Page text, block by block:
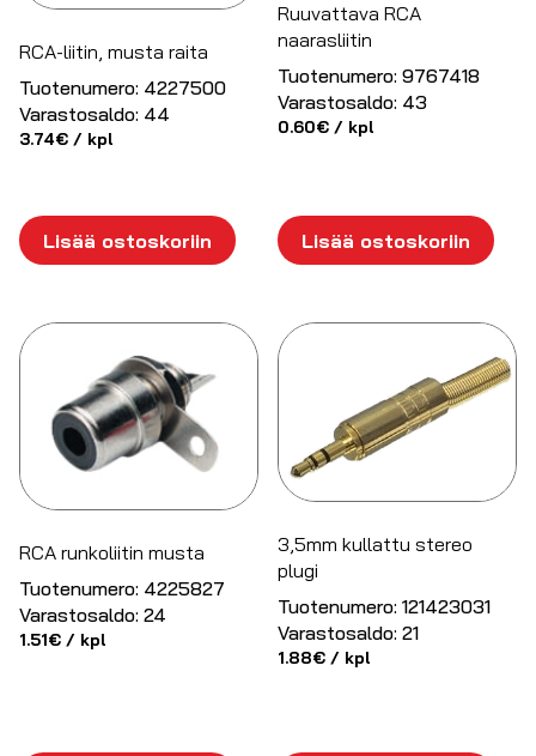
RCA-liitin, musta raita
Tuotenumero: 4227500
Varastosaldo: 44
3.74€ / kpl
Lisää ostoskoriin
Ruuvattava RCA
naarasliitin
Tuotenumero: 9767418
Varastosaldo: 43
0.60€ / kpl
Lisää ostoskoriin
RCA runkoliitin musta
Tuotenumero: 4225827
Varastosaldo: 24
1.51€ / kpl
3,5mm kullattu stereo
plugi
Tuotenumero: 121423031
Varastosaldo: 21
1.88€ / kpl